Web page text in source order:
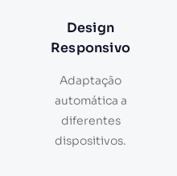
Design
Responsivo
Adaptação
automática a
diferentes
dispositivos.